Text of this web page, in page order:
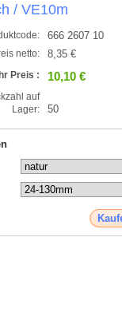
/ VE10m
666 2607 10
netto: 8,35 €
Ihr Preis : 10,10 €
auf
Lager:
50